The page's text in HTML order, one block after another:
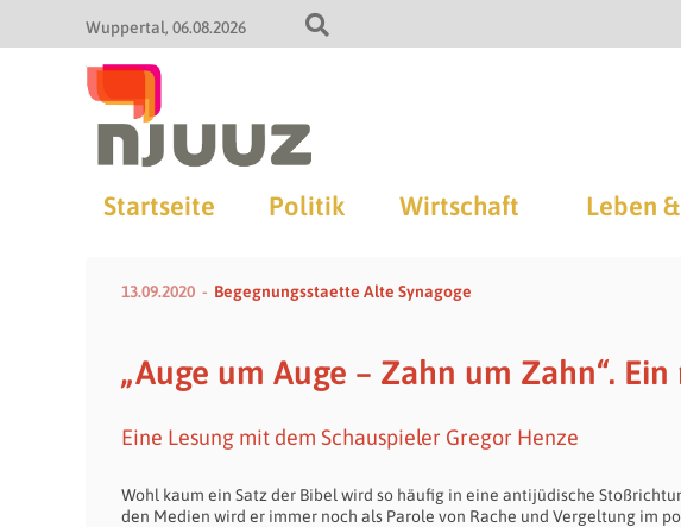
Wuppertal 06.08.2026
Startseite Politik Wirtschaft Leben
13.09.2020 Begegnungsstaette Alte Synagoge
„Auge um Auge – Zahn um Zahn“.
Eine Lesung mit dem Schauspieler Gregor Henze
Wohl kaum ein Satz der Bibel wird so häufig in eine antijüdische
den Medien wird er immer noch als Parole von Rache und Vergeltung im